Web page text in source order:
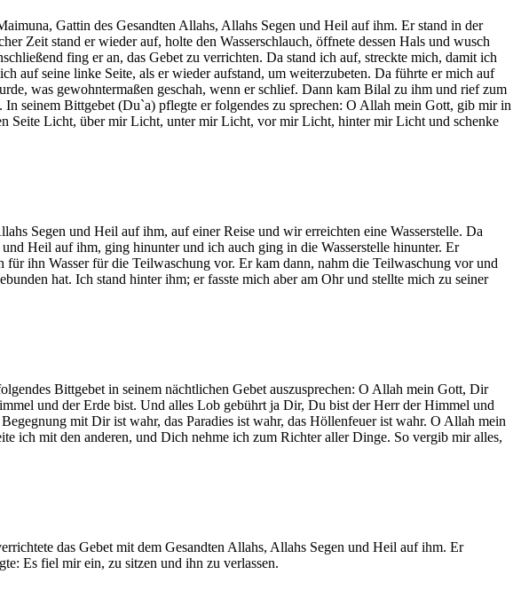
Gattin des Gesandten Allahs, Allahs Segen und Heil auf ihm. Er stand in der
Zeit stand er wieder auf, holte den Wasserschlauch, öffnete dessen Hals und wusch
fing er an, das Gebet zu verrichten. Da stand ich auf, streckte mich, damit ich
auf seine linke Seite, als er wieder aufstand, um weiterzubeten. Da führte er mich auf
was gewohntermaßen geschah, wenn er schlief. Dann kam Bilal zu ihm und rief zum
seinem Bittgebet (Du`a) pflegte er folgendes zu sprechen: O Allah mein Gott, gib mir in
Seite Licht, über mir Licht, unter mir Licht, vor mir Licht, hinter mir Licht und schenke
Segen und Heil auf ihm, auf einer Reise und wir erreichten eine Wasserstelle. Da
Heil auf ihm, ging hinunter und ich auch ging in die Wasserstelle hinunter. Er
ihn Wasser für die Teilwaschung vor. Er kam dann, nahm die Teilwaschung vor und
hat. Ich stand hinter ihm; er fasste mich aber am Ohr und stellte mich zu seiner
Bittgebet in seinem nächtlichen Gebet auszusprechen: O Allah mein Gott, Dir
und der Erde bist. Und alles Lob gebührt ja Dir, Du bist der Herr der Himmel und
mit Dir ist wahr, das Paradies ist wahr, das Höllenfeuer ist wahr. O Allah mein
ich mit den anderen, und Dich nehme ich zum Richter aller Dinge. So vergib mir alles,
das Gebet mit dem Gesandten Allahs, Allahs Segen und Heil auf ihm. Er
Es fiel mir ein, zu sitzen und ihn zu verlassen.